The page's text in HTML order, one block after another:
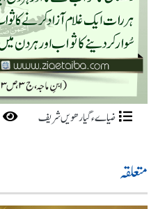
ضیاےء گیارھویں شریف
متعلقہ